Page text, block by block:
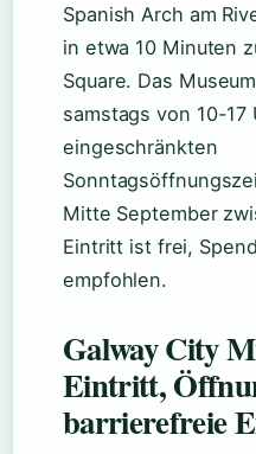
Spanish Arch am
in etwa 10 Minuten
Square. Das
samstags von 10-
eingeschränkten
Mitte September
Eintritt ist frei,
empfohlen.
Galway City
Eintritt,
barrierefreie